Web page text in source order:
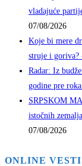
vladajuće
07/08/2026
Koje bi mere
struje i goriva?
Radar: Iz
godine pre
SRPSKOM
istočnih
07/08/2026
ONLINE VESTI